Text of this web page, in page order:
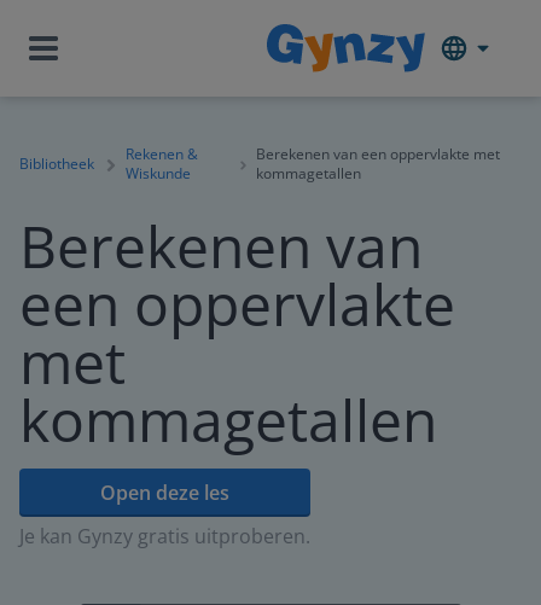
Bibliotheek
Rekenen &
Wiskunde
Berekenen van een oppervlakte met
kommagetallen
Berekenen van
een oppervlakte
met
kommagetallen
Open deze les
Je kan Gynzy gratis uitproberen.